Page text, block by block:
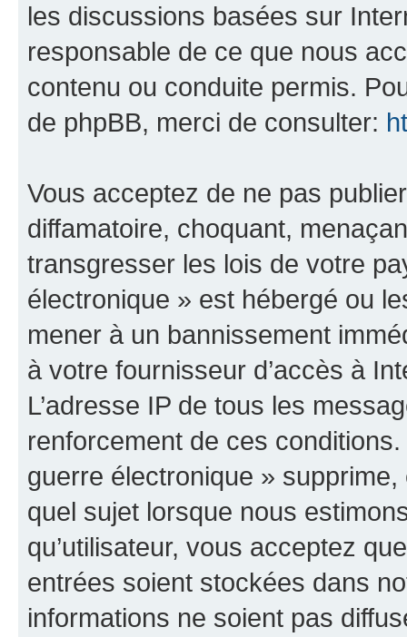
les discussions basées sur
responsable de ce que nous
contenu ou conduite permis.
de phpBB, merci de consulter:
Vous acceptez de ne pas
diffamatoire, choquant,
transgresser les lois de votre
électronique » est hébergé ou
mener à un bannissement
à votre fournisseur d’accès à
L’adresse IP de tous les
renforcement de ces
guerre électronique »
quel sujet lorsque nous
qu’utilisateur, vous acceptez
entrées soient stockées dans
informations ne soient pas